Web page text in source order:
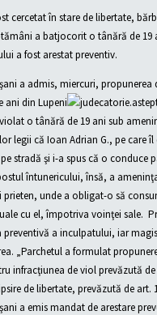
cercetat în stare de libertate,
a batjocorit o tânără de 19
a fost arestat preventiv.
a admis, miercuri, propunerea
ani din Lupeni
o tânără de 19 ani sub
legii că Ioan Adrian G., pe care
stradă şi i-a spus că o conduce
întunericului, însă, a
unde a obligat-o să
cu el, împotriva voinţei sale.
preventivă a inculpatului, iar
„Parchetul a formulat
infracţiunea de viol prevăzută
de libertate, prevăzută de art.
a emis mandat de arestare